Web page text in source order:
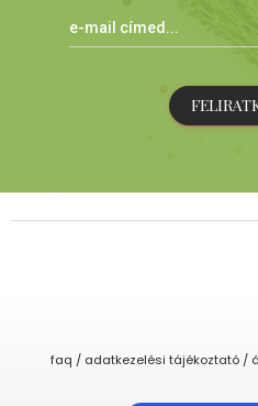
faq / adatkezelési tájékoztató /